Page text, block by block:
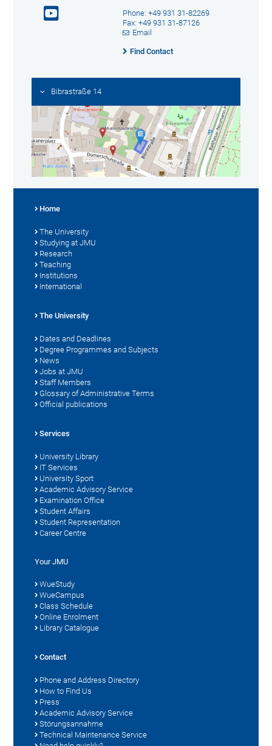
Phone: +49 931 31-82269
Fax: +49 931 31-87126
Email
Find Contact
Bibrastraße 14
Home
The University
Studying at JMU
Research
Teaching
Institutions
International
The University
Dates and Deadlines
Degree Programmes and Subjects
News
Jobs at JMU
Staff Members
Glossary of Administrative Terms
Official publications
Services
University Library
IT Services
University Sport
Academic Advisory Service
Examination Office
Student Affairs
Student Representation
Career Centre
Your JMU
WueStudy
WueCampus
Class Schedule
Online Enrolment
Library Catalogue
Contact
Phone and Address Directory
How to Find Us
Press
Academic Advisory Service
Störungsannahme
Technical Maintenance Service